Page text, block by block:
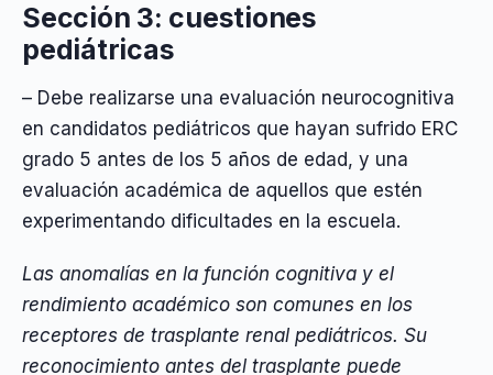
Sección 3: cuestiones
pediátricas
– Debe realizarse una evaluación neurocognitiva
en candidatos pediátricos que hayan sufrido ERC
grado 5 antes de los 5 años de edad, y una
evaluación académica de aquellos que estén
experimentando dificultades en la escuela.
Las anomalías en la función cognitiva y el
rendimiento académico son comunes en los
receptores de trasplante renal pediátricos. Su
reconocimiento antes del trasplante puede